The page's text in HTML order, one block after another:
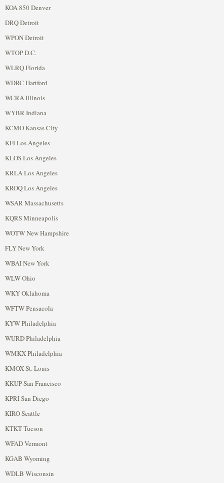
KOA 850 Denver
DRQ Detroit
WPON Detroit
WTOP D.C.
WLRQ Florida
WDRC Hartford
WCRA Illinois
WYBR Indiana
KCMO Kansas City
KFI Los Angeles
KLOS Los Angeles
KRLA Los Angeles
KROQ Los Angeles
WSAR Massachusetts
KQRS Minneapolis
WOTW New Hampshire
FLY New York
WBAI New York
WLW Ohio
WKY Oklahoma
WFTW Pensacola
KYW Philadelphia
WURD Philadelphia
WMKX Philadelphia
KMOX St. Louis
KKUP San Francisco
KPRI San Diego
KIRO Seattle
KTKT Tucson
WFAD Vermont
KGAB Wyoming
WDLB Wisconsin